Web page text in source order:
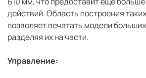
действий. Область построения
позволяет печатать модели
разделяя их на части.
Управление: